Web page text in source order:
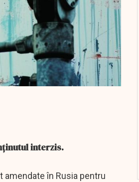
interzis.
amendate în Rusia pentru